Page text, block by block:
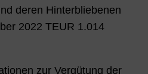
deren Hinterbliebenen
2022 TEUR 1.014
zur Vergütung der